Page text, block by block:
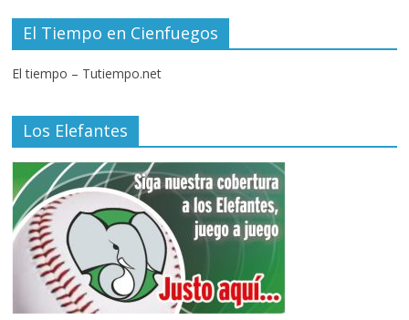
El Tiempo en Cienfuegos
El tiempo – Tutiempo.net
Los Elefantes